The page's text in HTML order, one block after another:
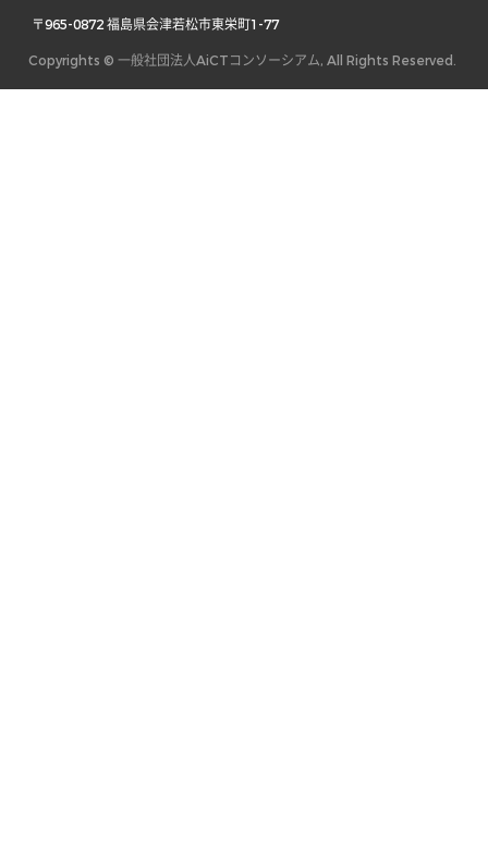
〒965-0872 福島県会津若松市東栄町1-77
Copyrights © 一般社団法人AiCTコンソーシアム, All Rights Reserved.